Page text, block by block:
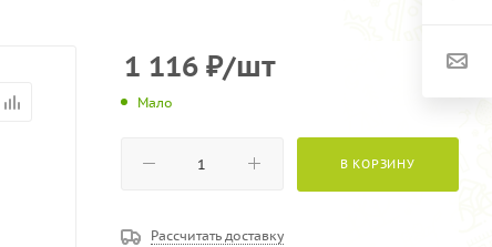
1 116 ₽/шт
Мало
В КОРЗИНУ
Рассчитать доставку